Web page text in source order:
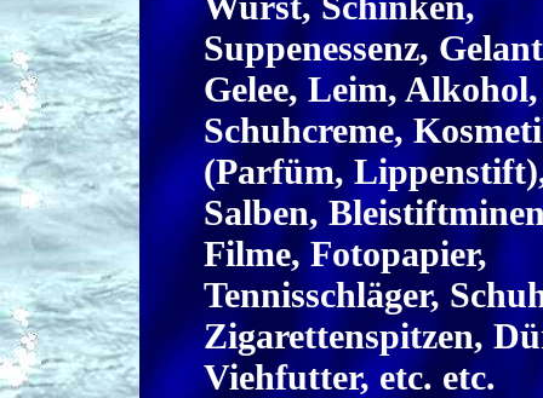
Suppenessenz,
Gelee, Leim, Alkohol,
Schuhcreme,
(Parfüm,
Salben,
Filme, Fotopapier,
Tennisschläger,
Zigarettenspitzen,
Viehfutter, etc. etc.